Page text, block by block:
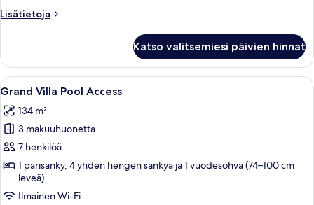
Lisätietoja
Lisätietoja
Suite
Pool
View
Katso valitsemiesi päivien hinnat
Avaa
kaikki
huonetyypin
Grand
Villa
Pool
Access
kuvat
Moderni hotellihuone, jossa on
12
Grand Villa Pool Access
134 m²
3 makuuhuonetta
7 henkilöä
1 parisänky, 4 yhden hengen sänkyä ja 1 vuodesohva (74–100 cm
leveä)
Ilmainen Wi-Fi